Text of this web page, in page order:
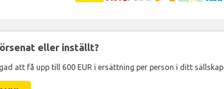
eller inställt?
att få upp till 600 EUR i ersättning per person i ditt sällskap.